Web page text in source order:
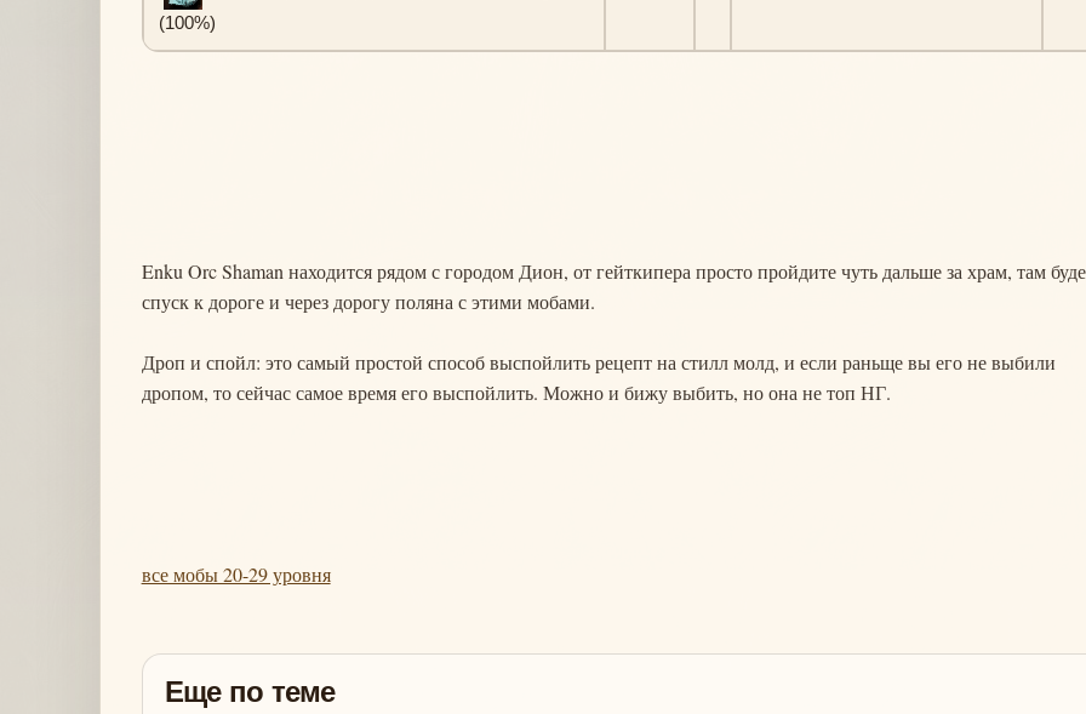
(100%)
Enku Orc Shaman находится рядом с городом Дион, от гейткипера просто пройдите чуть дальше за храм, там
спуск к дороге и через дорогу поляна с этими мобами.
Дроп и спойл: это самый простой способ выспойлить рецепт на стилл молд, и если раньще вы его не выбили
дропом, то сейчас самое время его выспойлить. Можно и бижу выбить, но она не топ НГ.
все мобы 20-29 уровня
Еще по теме